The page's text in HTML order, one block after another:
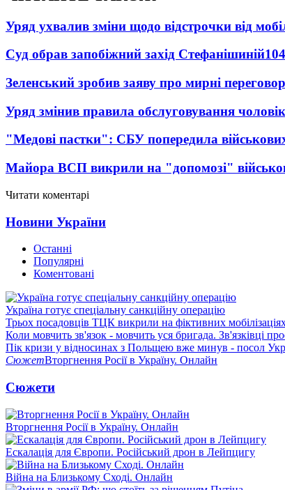
Уряд ухвалив зміни щодо відстрочки від
Суд обрав запобіжний захід Стефанішиній
Зеленський зробив заяву про мирні
Уряд змінив правила обслуговування
"Медові пастки": СБУ попередила
Майора ВСП викрили на "допомозі"
Читати коментарі
Новини України
Останні
Популярні
Коментовані
Україна готує спеціальну санкційну операцію
Трьох посадовців ТЦК викрили на фіктивних
Коли мовчить зв'язок - мовчить уся бригада. Зв'язківці
Пік кризи у відносинах з Польщею вже минув - посол
СюжетВторгнення Росії в Україну. Онлайн
Сюжети
Вторгнення Росії в Україну. Онлайн
Ескалація для Європи. Російський дрон в Лейпцигу
Війна на Близькому Сході. Онлайн